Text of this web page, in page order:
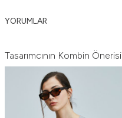
YORUMLAR
Tasarımcının Kombin Önerisi